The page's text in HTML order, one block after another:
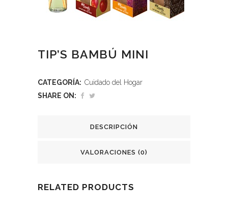
TIP’S BAMBÚ MINI
CATEGORÍA: Cuidado del Hogar
SHARE ON:
DESCRIPCIÓN
VALORACIONES (0)
RELATED PRODUCTS